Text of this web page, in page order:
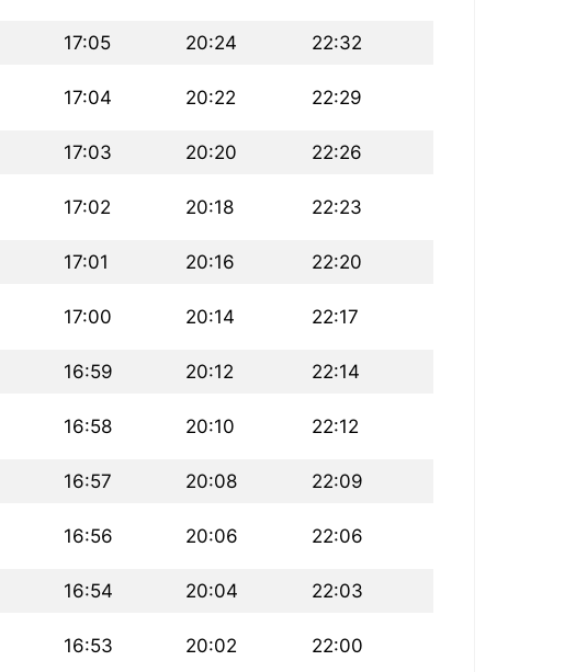
17:05 20:24 22:32
17:04 20:22 22:29
17:03 20:20 22:26
17:02 20:18 22:23
17:01 20:16 22:20
17:00 20:14 22:17
16:59 20:12 22:14
16:58 20:10 22:12
16:57 20:08 22:09
16:56 20:06 22:06
16:54 20:04 22:03
16:53 20:02 22:00